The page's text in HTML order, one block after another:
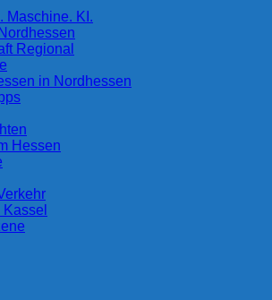
Maschine. KI.
Regional
in Nordhessen
Hessen